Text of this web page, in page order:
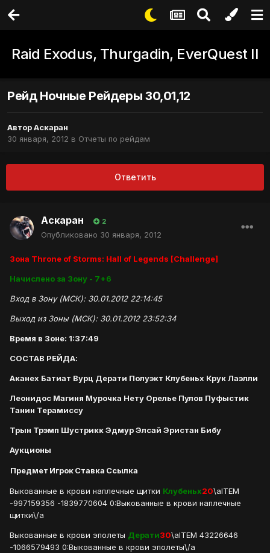
Raid Exodus, Thurgadin, EverQuest II
Рейд Ночные Рейдеры 30,01,12
АвторАскаран
30 января, 2012 в Отчеты по рейдам
Ответить
Аскаран 2
Опубликовано 30 января, 2012
Зона Throne of Storms: Hall of Legends [Challenge]
Начислено за Зону - 7+6
Вход в Зону (МСК): 30.01.2012 22:14:45
Выход из Зоны (МСК): 30.01.2012 23:52:34
Время в Зоне: 1:37:49
СОСТАВ РЕЙДА:
Аканех Батиат Вурц Дерати Полуэкт Клубеньх Крук Лаэлли
Леонидос Магиня Мурочка Нету Орелье Пулов Пуфыстик
Танин Терамиссу
Трын Трэмп Шустрикк Эдмур Элсай Эристан Бибу
Аукционы
Предмет ИгрокСтавка Ссылка
Выкованные в крови наплечные щитки Клубеньх20\aITEM
-997159356 -1839770604 0:Выкованные в крови наплечные
щитки\/a
Выкованные в крови эполеты Дерати30\aITEM 43226646
-1066579493 0:Выкованные в крови эполеты\/a